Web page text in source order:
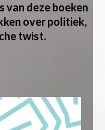
van deze boeken
over politiek,
twist.